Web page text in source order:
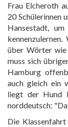
Frau Elcheroth
20 Schülerinnen
Hansestadt,
über Wörter wie
muss sich
Hamburg
auch gleich ein
liegt der Hund
norddeutsch:
Die